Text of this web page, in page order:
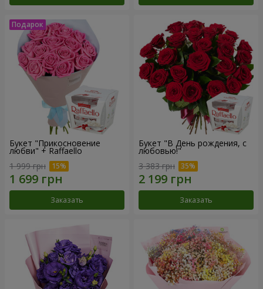
Букет "Прикосновение
любви" + Raffaello
1 999 грн
Заказать
Букет "В День рождения, с
любовью!"
3 383 грн
Заказать